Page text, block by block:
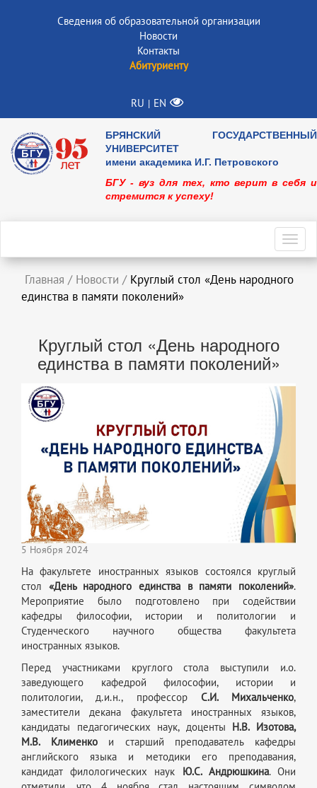
Сведения об образовательной организации
Новости
Контакты
Абитуриенту
RU | EN
БРЯНСКИЙ ГОСУДАРСТВЕННЫЙ
УНИВЕРСИТЕТ
имени академика И.Г. Петровского
БГУ - вуз для тех, кто верит в себя и
стремится к успеху!
Главная / Новости / Круглый стол «День народного
единства в памяти поколений»
Круглый стол «День народного
единства в памяти поколений»
5 Ноября 2024
На факультете иностранных языков состоялся круглый
стол «День народного единства в памяти поколений».
Мероприятие было подготовлено при содействии
кафедры философии, истории и политологии и
Студенческого научного общества факультета
иностранных языков.
Перед участниками круглого стола выступили и.о.
заведующего кафедрой философии, истории и
политологии, д.и.н., профессор С.И. Михальченко,
заместители декана факультета иностранных языков,
кандидаты педагогических наук, доценты Н.В. Изотова,
М.В. Клименко и старший преподаватель кафедры
английского языка и методики его преподавания,
кандидат филологических наук Ю.С. Андрюшкина. Они